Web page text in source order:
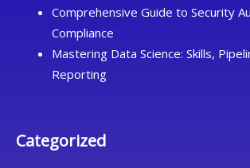
Comprehensive Guide to Security
Compliance
Mastering Data Science: Skills,
Reporting
Categorized